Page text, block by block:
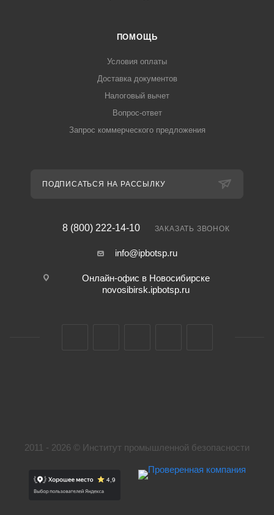
ПОМОЩЬ
Условия оплаты
Доставка документов
Налоговый вычет
Вопрос-ответ
Запрос коммерческого предложения
ПОДПИСАТЬСЯ НА РАССЫЛКУ
8 (800) 222-14-10 ЗАКАЗАТЬ ЗВОНОК
info@ipbotsp.ru
Онлайн-офис в Новосибирске
novosibirsk.ipbotsp.ru
2011 - 2026 © Институт промышленной безопасности